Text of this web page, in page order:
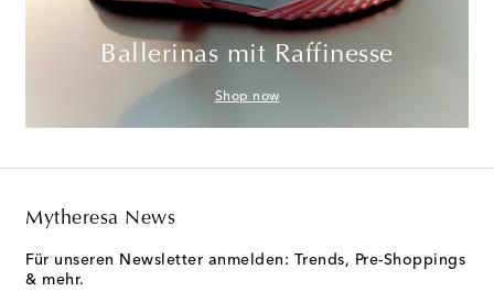
Ballerinas mit Raffinesse
Shop now
Mytheresa News
Für unseren Newsletter anmelden: Trends, Pre-Shoppings
& mehr.